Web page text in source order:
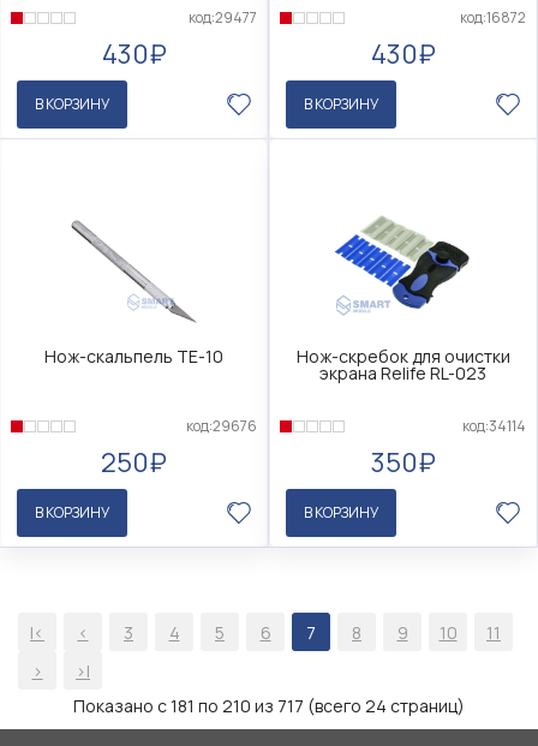
код:29477
430₽
В КОРЗИНУ
код:16872
430₽
В КОРЗИНУ
Нож-скальпель TE-10
код:29676
250₽
В КОРЗИНУ
Нож-скребок для очистки
экрана Relife RL-023
код:34114
350₽
В КОРЗИНУ
|< < 3 4 5 6 7 8 9 10
11
>
>|
Показано с 181 по 210 из 717 (всего 24 страниц)